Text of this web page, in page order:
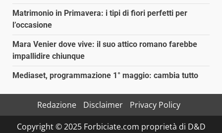
Matrimonio in Primavera: i tipi di fiori perfetti per
l’occasione
Mara Venier dove vive: il suo attico romano farebbe
impallidire chiunque
Mediaset, programmazione 1° maggio: cambia tutto
Redazione Disclaimer
Privacy Policy
Copyright © 2025 Forbiciate.com proprietà di D&D